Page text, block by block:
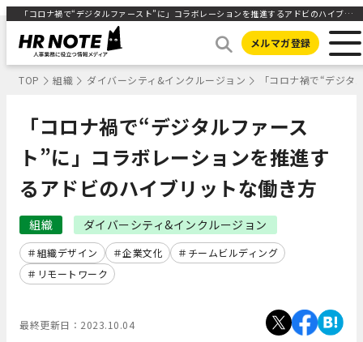
「コロナ禍で“デジタルファースト”に」コラボレーションを推進するアドビのハイブリットな働き方 ｜HR NOTE
メルマガ登録
TOP 組織 ダイバーシティ&インクルージョン 「コロナ禍で“デジ
「コロナ禍で“デジタルファース
ト”に」コラボレーションを推進す
るアドビのハイブリットな働き方
組織 ダイバーシティ&インクルージョン
組織デザイン 企業文化
チームビルディング
リモートワーク
最終更新日： 2023.10.04